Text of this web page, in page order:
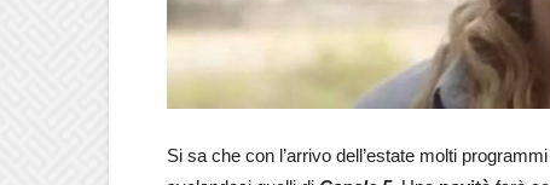
Si sa che con l’arrivo dell’estate molti